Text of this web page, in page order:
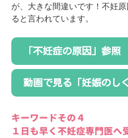
が、大きな間違いです！不妊
ると言われています。
「不妊症の原因」参照
動画で見る「妊娠のし
キーワードその４
１日も早く不妊症専門医へ